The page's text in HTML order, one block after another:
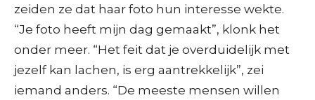
zeiden ze dat haar foto hun interesse wekte.
“Je foto heeft mijn dag gemaakt”, klonk het
onder meer. “Het feit dat je overduidelijk met
jezelf kan lachen, is erg aantrekkelijk”, zei
iemand anders. “De meeste mensen willen